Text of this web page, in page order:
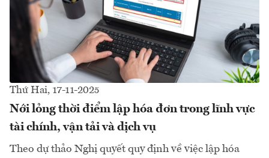
Thứ Hai, 17-11-2025
Nới lỏng thời điểm lập hóa đơn trong lĩnh vực
tài chính, vận tải và dịch vụ
Theo dự thảo Nghị quyết quy định về việc lập hóa